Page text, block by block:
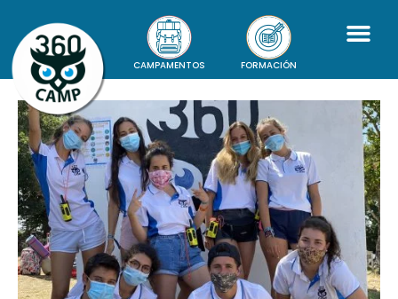
CAMPAMENTOS FORMACIÓN